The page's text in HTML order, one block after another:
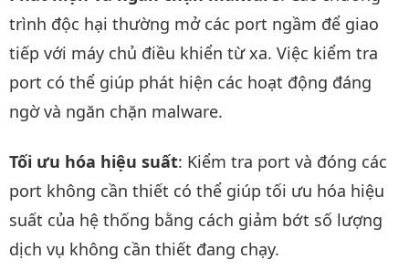
trình độc hại thường mở các port ngầm để giao
tiếp với máy chủ điều khiển từ xa. Việc kiểm tra
port có thể giúp phát hiện các hoạt động đáng
ngờ và ngăn chặn malware.
Tối ưu hóa hiệu suất: Kiểm tra port và đóng các
port không cần thiết có thể giúp tối ưu hóa hiệu
suất của hệ thống bằng cách giảm bớt số lượng
dịch vụ không cần thiết đang chạy.